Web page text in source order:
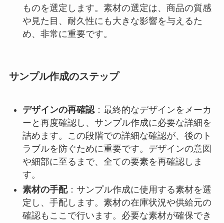
ものを選定します。素材の選定は、商品の質感
や見た目、耐久性にも大きな影響を与えるた
め、非常に重要です。
サンプル作成のステップ
デザインの再確認：最終的なデザインをメーカ
ーと再度確認し、サンプル作成に必要な詳細を
詰めます。この段階での詳細な確認が、後のト
ラブルを防ぐために重要です。デザインの意図
や細部に至るまで、全ての要素を再確認しま
す。
素材の手配：サンプル作成に使用する素材を選
定し、手配します。素材の在庫状況や供給元の
確認もここで行います。必要な素材が確保でき